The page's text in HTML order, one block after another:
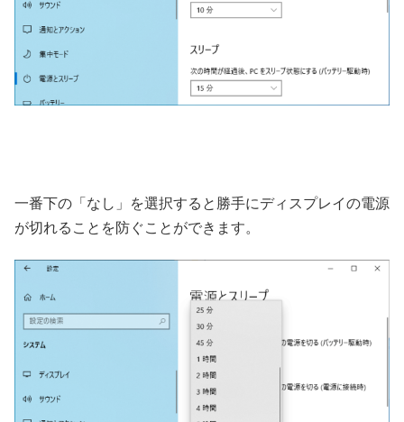
一番下の「なし」を選択すると勝手にディスプレイの電源
が切れることを防ぐことができます。